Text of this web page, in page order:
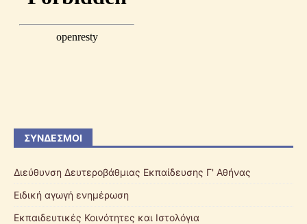
ΣΎΝΔΕΣΜΟΙ
Διεύθυνση Δευτεροβάθμιας Εκπαίδευσης Γ' Αθήνας
Ειδική αγωγή ενημέρωση
Εκπαιδευτικές Κοινότητες και Ιστολόγια